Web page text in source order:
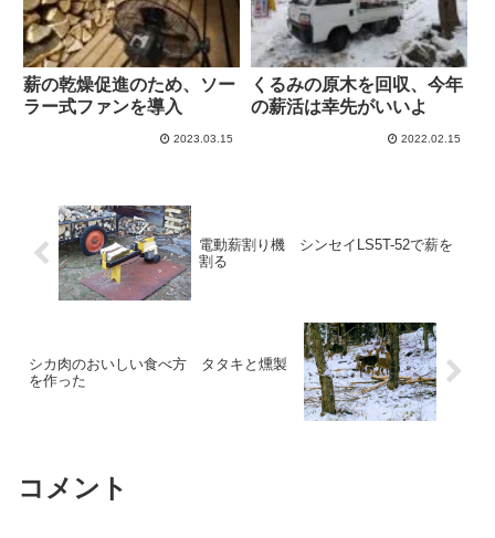
薪の乾燥促進のため、ソー
ラー式ファンを導入
2023.03.15
くるみの原木を回収、今年
の薪活は幸先がいいよ
2022.02.15
電動薪割り機 シンセイLS5T-52で薪を
割る
シカ肉のおいしい食べ方 タタキと燻製
を作った
コメント